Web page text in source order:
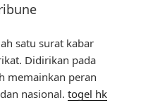
satu surat kabar
Didirikan pada
memainkan peran
nasional. togel hk